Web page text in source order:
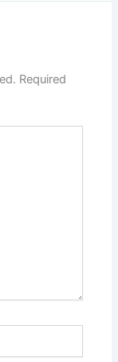
Required